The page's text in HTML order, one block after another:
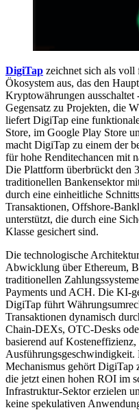
DigiTap zeichnet sich als
Ökosystem aus, das den
Kryptowährungen
Gegensatz zu Projekten, die
liefert DigiTap eine
Store, im Google Play Store
macht DigiTap zu einem der
für hohe Renditechancen mit
Die Plattform überbrückt den
traditionellen Bankensektor
durch eine einheitliche
Transaktionen, Offshore-
unterstützt, die durch eine
Klasse gesichert sind.
Die technologische
Abwicklung über Ethereum,
traditionellen
Payments und ACH. Die KI-
DigiTap führt
Transaktionen dynamisch
Chain-DEXs, OTC-Desks
basierend auf
Ausführungsgeschwindigkeit.
Mechanismus gehört DigiTap
die jetzt einen hohen ROI im
Infrastruktur-Sektor erzielen
keine spekulativen